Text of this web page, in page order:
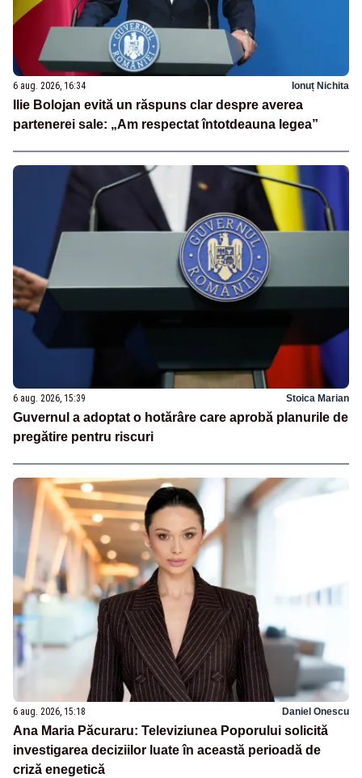
6 aug. 2026, 16:34 Ionuț Nichita
Ilie Bolojan evită un răspuns clar despre averea
partenerei sale: „Am respectat întotdeauna legea”
6 aug. 2026, 15:39 Stoica Marian
Guvernul a adoptat o hotărâre care aprobă planurile de
pregătire pentru riscuri
6 aug. 2026, 15:18 Daniel Onescu
Ana Maria Păcuraru: Televiziunea Poporului solicită
investigarea deciziilor luate în această perioadă de
criză enegetică